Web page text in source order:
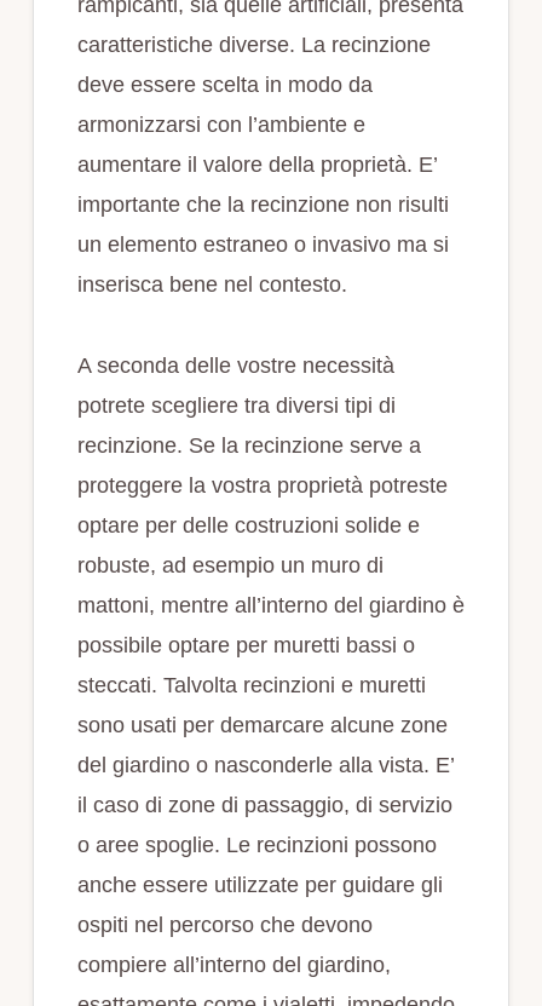
caratteristiche diverse. La recinzione
deve essere scelta in modo da
armonizzarsi con l’ambiente e
aumentare il valore della proprietà. E’
importante che la recinzione non risulti
un elemento estraneo o invasivo ma si
inserisca bene nel contesto.
A seconda delle vostre necessità
potrete scegliere tra diversi tipi di
recinzione. Se la recinzione serve a
proteggere la vostra proprietà potreste
optare per delle costruzioni solide e
robuste, ad esempio un muro di
mattoni, mentre all’interno del giardino è
possibile optare per muretti bassi o
steccati. Talvolta recinzioni e muretti
sono usati per demarcare alcune zone
del giardino o nasconderle alla vista. E’
il caso di zone di passaggio, di servizio
o aree spoglie. Le recinzioni possono
anche essere utilizzate per guidare gli
ospiti nel percorso che devono
compiere all’interno del giardino,